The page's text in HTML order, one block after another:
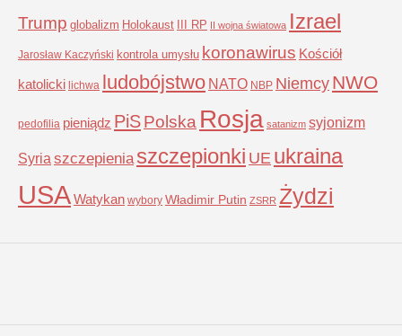
Trump globalizm Holokaust III RP II wojna światowa Izrael
Jarosław Kaczyński kontrola umysłu koronawirus Kościół
katolicki lichwa ludobójstwo NATO NBP NiemcyNWO
pedofilia pieniądz PiSPolska Rosja satanizm syjonizm
Syria szczepienia szczepionki UE ukraina
USAWatykan wybory Władimir Putin ZSRR Żydzi